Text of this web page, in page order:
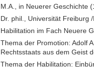
M.A., in Neuerer Geschichte
Dr. phil., Universität Freiburg
Habilitation im Fach Neuere
Thema der Promotion: Adolf
Rechtsstaats aus dem Geist
Thema der Habilitation: